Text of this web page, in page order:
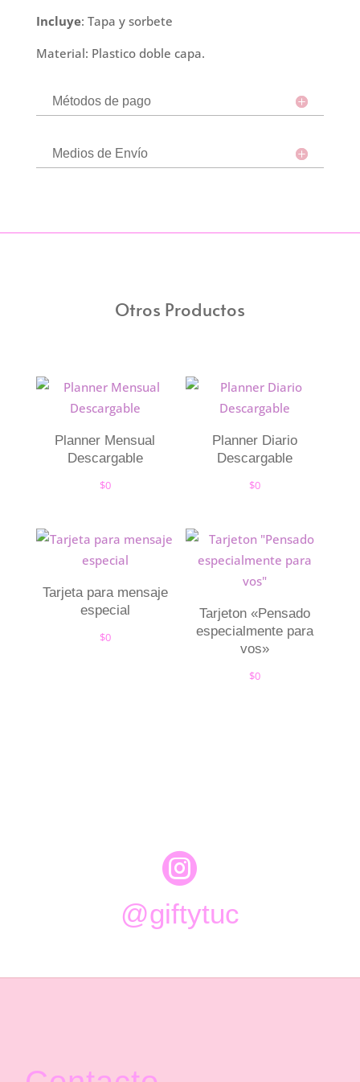
Beige
Incluye: Tapa y sorbete
Material: Plastico doble capa.
Métodos de pago
Medios de Envío
Otros Productos
Planner Mensual
Descargable
$0
Planner Diario
Descargable
$0
Tarjeta para mensaje
especial
$0
Tarjeton «Pensado
especialmente para
vos»
$0

@giftytuc